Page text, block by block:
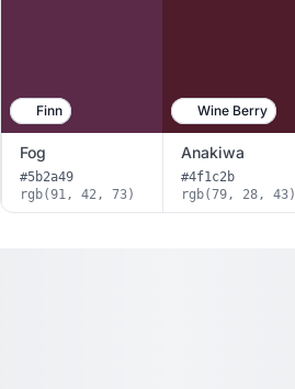
Finn Wine Berry
Fog
#5b2a49
rgb(91, 42, 73)
Anakiwa
#4f1c2b
rgb(79, 28, 43)